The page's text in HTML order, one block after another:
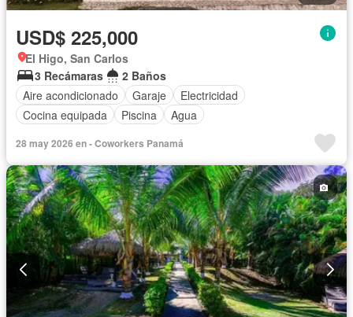
USD$ 225,000
El Higo, San Carlos
3 Recámaras
2 Baños
Aire acondicionado
Garaje
Electricidad
Cocina equipada
Piscina Agua
28 may 2026 en - Coworkers Panamá